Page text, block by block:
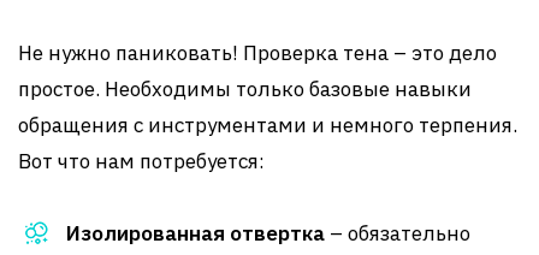
Не нужно паниковать! Проверка тена – это дело
простое. Необходимы только базовые навыки
обращения с инструментами и немного терпения.
Вот что нам потребуется:
Изолированная отвертка – обязательно